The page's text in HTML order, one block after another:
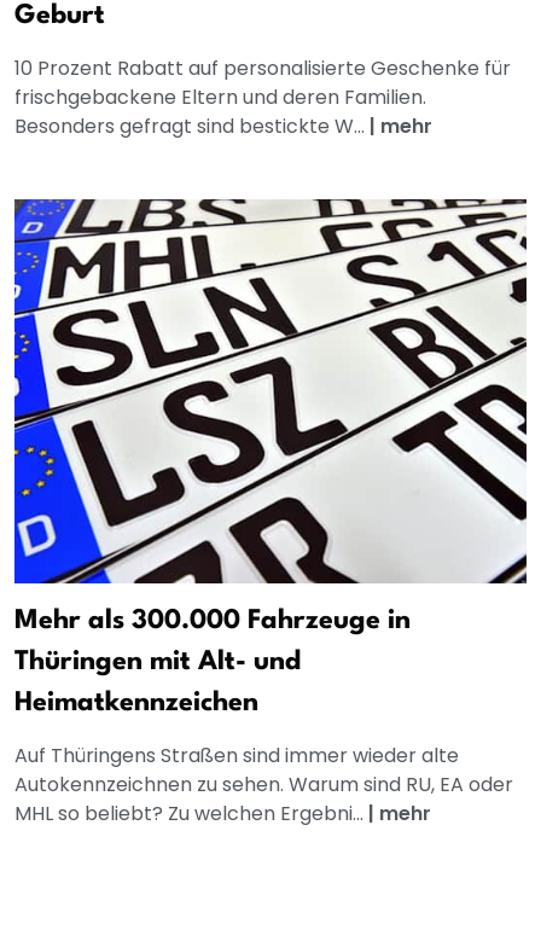
Geburt
10 Prozent Rabatt auf personalisierte Geschenke für
frischgebackene Eltern und deren Familien.
Besonders gefragt sind bestickte W... | mehr
Mehr als 300.000 Fahrzeuge in
Thüringen mit Alt- und
Heimatkennzeichen
Auf Thüringens Straßen sind immer wieder alte
Autokennzeichnen zu sehen. Warum sind RU, EA oder
MHL so beliebt? Zu welchen Ergebni... | mehr